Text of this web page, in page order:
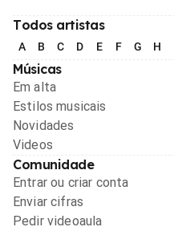
Todos artistas
A B C D E F G H
Músicas
Em alta
Estilos musicais
Novidades
Videos
Comunidade
Entrar ou criar conta
Enviar cifras
Pedir videoaula